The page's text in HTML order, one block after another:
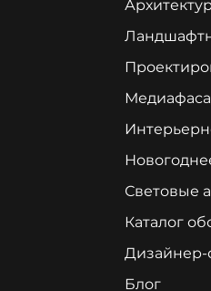
Световые
Каталог
Дизайнер-
Блог